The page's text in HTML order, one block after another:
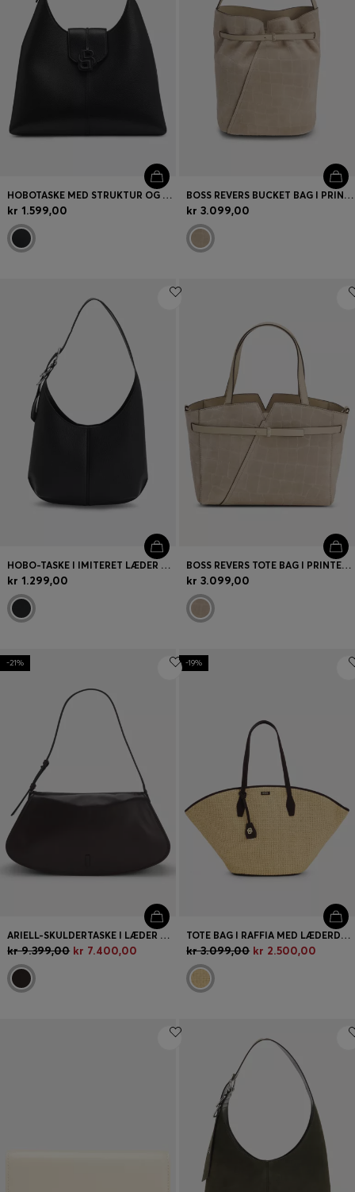
HOBOTASKE MED STRUKTUR OG DOBBELT B-MONOGRAM
kr 1.599,00
BOSS REVERS BUCKET BAG I PRINTET RUSKIND MED BÆLTEDETALJE
kr 3.099,00
HOBO-TASKE I IMITERET LÆDER MED PRÆGET LOGO
kr 1.299,00
BOSS REVERS TOTE BAG I PRINTET RUSKIND MED BÆLTEDETALJE
kr 3.099,00
-21%
ARIELL-SKULDERTASKE I LÆDER MED JUSTERBAR REM
kr 9.399,00 kr 7.400,00
-19%
TOTE BAG I RAFFIA MED LÆDERDETALJER
kr 3.099,00 kr 2.500,00